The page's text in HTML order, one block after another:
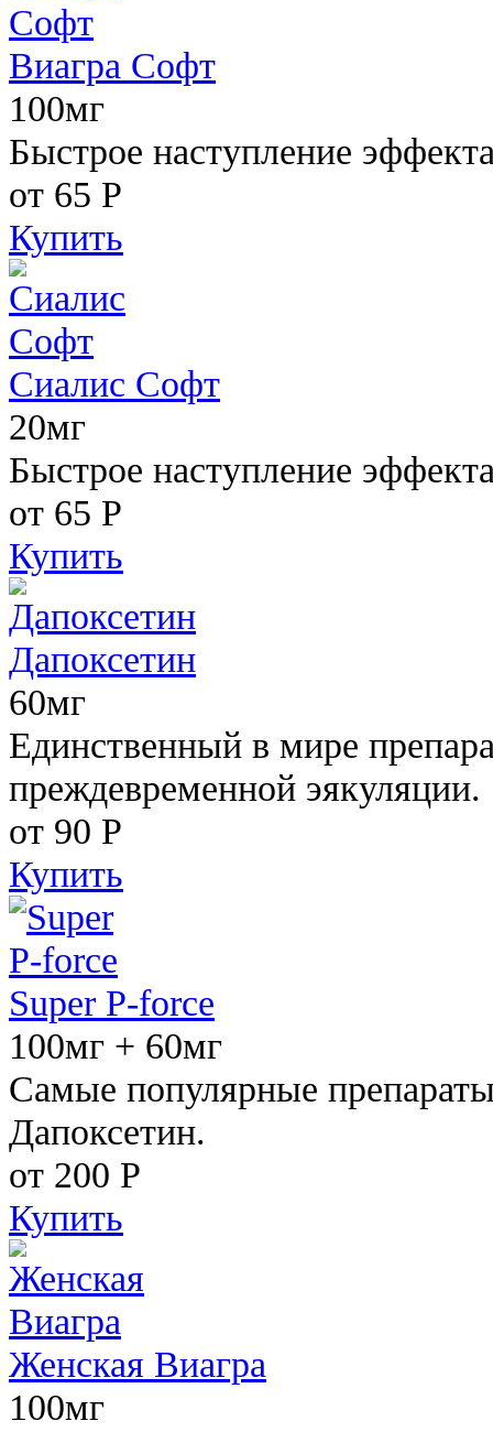
Виагра Софт
100мг
Быстрое наступление
от 65 Р
Купить
Сиалис Софт
20мг
Быстрое наступление
от 65 Р
Купить
Дапоксетин
60мг
Единственный в мире
преждевременной эякуляции.
от 90 Р
Купить
Super P-force
100мг + 60мг
Самые популярные
Дапоксетин.
от 200 Р
Купить
Женская Виагра
100мг